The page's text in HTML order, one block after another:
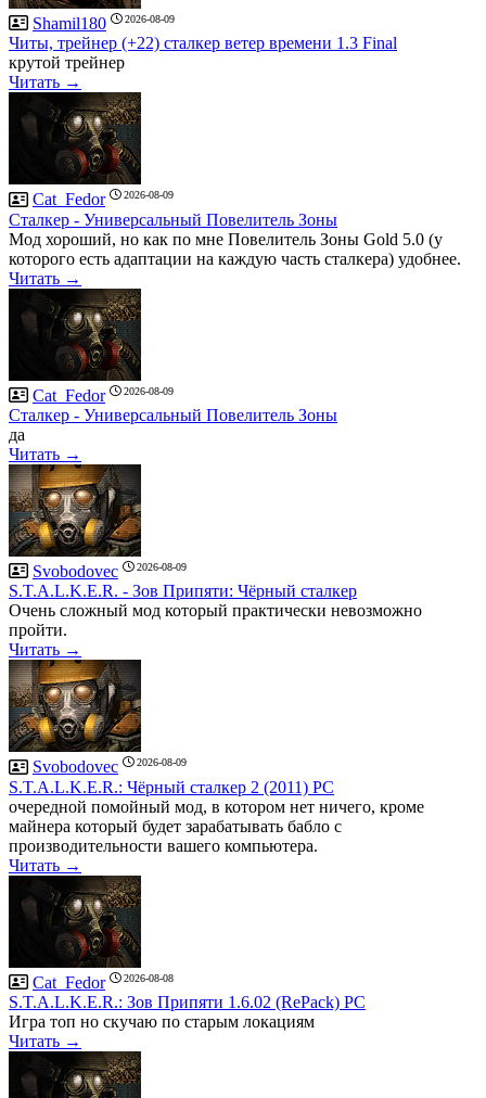
Shamil180 2026-08-09
Читы, трейнер (+22) сталкер ветер времени 1.3 Final
крутой трейнер
Читать →
Cat_Fedor 2026-08-09
Сталкер - Универсальный Повелитель Зоны
Мод хороший, но как по мне Повелитель Зоны Gold 5.0 (у
которого есть адаптации на каждую часть сталкера) удобнее.
Читать →
Cat_Fedor 2026-08-09
Сталкер - Универсальный Повелитель Зоны
да
Читать →
Svobodovec 2026-08-09
S.T.A.L.K.E.R. - Зов Припяти: Чёрный сталкер
Очень сложный мод который практически невозможно
пройти.
Читать →
Svobodovec 2026-08-09
S.T.A.L.K.E.R.: Чёрный сталкер 2 (2011) PC
очередной помойный мод, в котором нет ничего, кроме
майнера который будет зарабатывать бабло с
производительности вашего компьютера.
Читать →
Cat_Fedor 2026-08-08
S.T.A.L.K.E.R.: Зов Припяти 1.6.02 (RePack) PC
Игра топ но скучаю по старым локациям
Читать →